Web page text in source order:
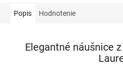
Popis Hodnotenie
Elegantné náušnice